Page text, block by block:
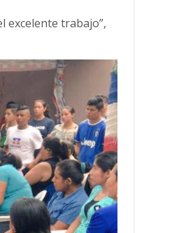
excelente trabajo”,